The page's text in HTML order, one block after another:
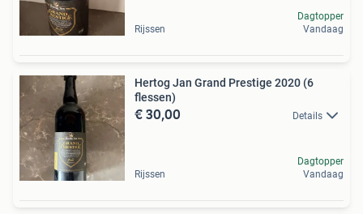
Rijssen
Dagtopper
Vandaag
Hertog Jan Grand Prestige 2020 (6
flessen)
€ 30,00 Details
Rijssen
Dagtopper
Vandaag